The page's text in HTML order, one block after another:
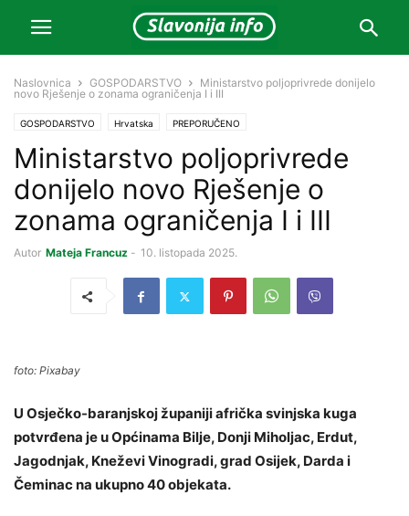
Naslovnica GOSPODARSTVO
Ministarstvo poljoprivrede donijelo
novo Rješenje o zonama ograničenja I i III
GOSPODARSTVO Hrvatska PREPORUČENO
Ministarstvo poljoprivrede
donijelo novo Rješenje o
zonama ograničenja I i III
Autor Mateja Francuz - 10. listopada 2025.
foto: Pixabay
U Osječko-baranjskoj županiji afrička svinjska kuga
potvrđena je u Općinama Bilje, Donji Miholjac, Erdut,
Jagodnjak, Kneževi Vinogradi, grad Osijek, Darda i
Čeminac na ukupno 40 objekata.